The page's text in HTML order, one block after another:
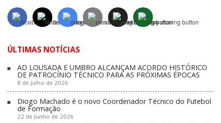
ÚLTIMAS NOTÍCIAS
AD LOUSADA E UMBRO ALCANÇAM ACORDO HISTÓRICO
DE PATROCÍNIO TÉCNICO PARA AS PRÓXIMAS ÉPOCAS
8 de Julho de 2026
Diogo Machado é o novo Coordenador Técnico do Futebol
de Formação
22 de Junho de 2026